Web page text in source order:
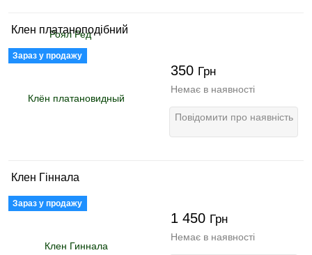
Клен платаноподібний
Зараз у продажу
350 Грн
Немає в наявності
Повідомити про наявність
Клен Гіннала
Зараз у продажу
1 450 Грн
Немає в наявності